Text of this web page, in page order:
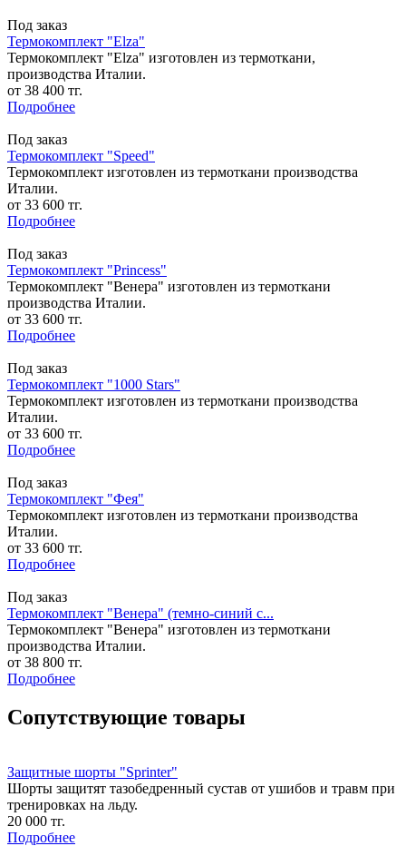
Под заказ
Термокомплект "Elza"
Термокомплект "Elza" изготовлен из термоткани,
производства Италии.
от 38 400 тг.
Подробнее
Под заказ
Термокомплект "Speed"
Термокомплект изготовлен из термоткани производства
Италии.
от 33 600 тг.
Подробнее
Под заказ
Термокомплект "Princess"
Термокомплект "Венера" изготовлен из термоткани
производства Италии.
от 33 600 тг.
Подробнее
Под заказ
Термокомплект "1000 Stars"
Термокомплект изготовлен из термоткани производства
Италии.
от 33 600 тг.
Подробнее
Под заказ
Термокомплект "Фея"
Термокомплект изготовлен из термоткани производства
Италии.
от 33 600 тг.
Подробнее
Под заказ
Термокомплект "Венера" (темно-синий с...
Термокомплект "Венера" изготовлен из термоткани
производства Италии.
от 38 800 тг.
Подробнее
Сопутствующие товары
Защитные шорты "Sprinter"
Шорты защитят тазобедренный сустав от ушибов и травм при
тренировках на льду.
20 000 тг.
Подробнее